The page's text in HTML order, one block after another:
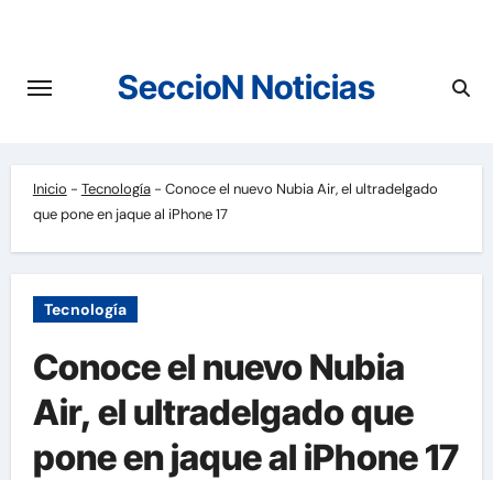
contenido
SeccioN Noticias
Inicio - Tecnología- Conoce el nuevo Nubia Air, el ultradelgado
que pone en jaque al iPhone 17
Tecnología
Conoce el nuevo Nubia
Air, el ultradelgado que
pone en jaque al iPhone 17